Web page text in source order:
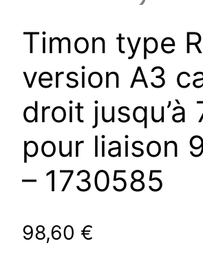
Timon type
version A3
droit jusqu’à
pour liaison
– 1730585
98,60 €